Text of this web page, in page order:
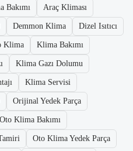
Bakımı Araç Kliması
Demmon Klima Dizel Isıtıcı
Klima Klima Bakımı
Klima Gazı Dolumu
Klima Servisi
Orijinal Yedek Parça
Oto Klima Bakımı
Oto Klima Yedek Parça